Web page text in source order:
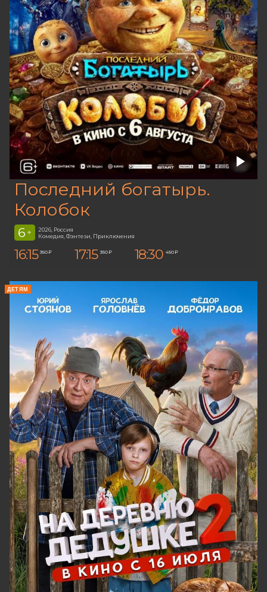
Последний богатырь.
Колобок
6 +
2026, Россия
Комедия, Фэнтези, Приключения
16:15 350 ₽ 17:15 350 ₽ 18:30 450 ₽
ДЕТЯМ